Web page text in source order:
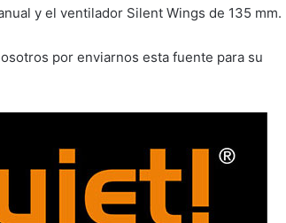
y el ventilador Silent Wings de 135 mm.
por enviarnos esta fuente para su